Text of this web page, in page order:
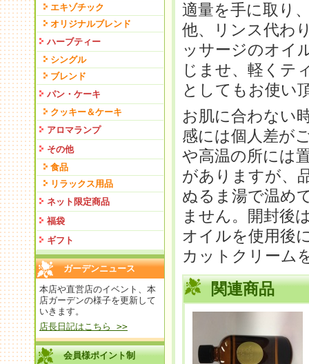
エキゾチック
オリジナルブレンド
ハーブティー
シングル
ブレンド
パン・ケーキ
クッキー＆ケーキ
アロマランプ
その他
食品
リラックス用品
ネット限定商品
福袋
ギフト
ガーデンニュース
本店や直営店のイベント、本
店ガーデンの様子を更新して
いきます。
店長日記はこちら >>
会員様ポイント制
適量を手に取り
他、リンス代わ
ッサージのオイ
じませ、軽くテ
としてもお使い
お肌に合わない
感には個人差が
や高温の所には
がありますが、
ぬるま湯で温め
ません。開封後
オイルを使用後
カットクリーム
関連商品